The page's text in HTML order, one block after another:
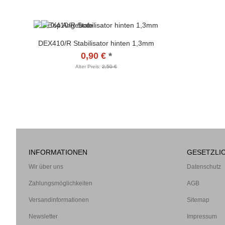
DEX410/R Stabilisator hinten 1,3mm
0,90 € *
Alter Preis: 2,50 €
INFORMATIONEN
Wir über uns
Zahlungsmöglichkeiten
Versandinformationen
Newsletter
Datenschutz
AGB
Sitemap
Impressum